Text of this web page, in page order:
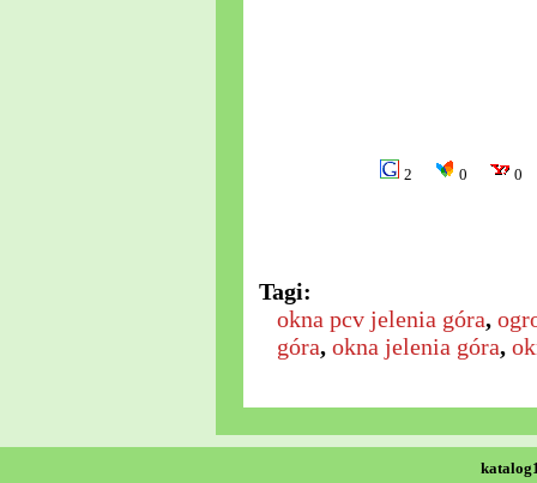
2 0 0
Tagi:
okna pcv jelenia góra,
góra, okna jelenia góra,